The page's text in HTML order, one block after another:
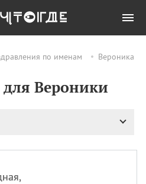
по именам Вероника
Вероники
ПРАЗДНИКИ Все
09.08 День памяти
великомученика и
11.08